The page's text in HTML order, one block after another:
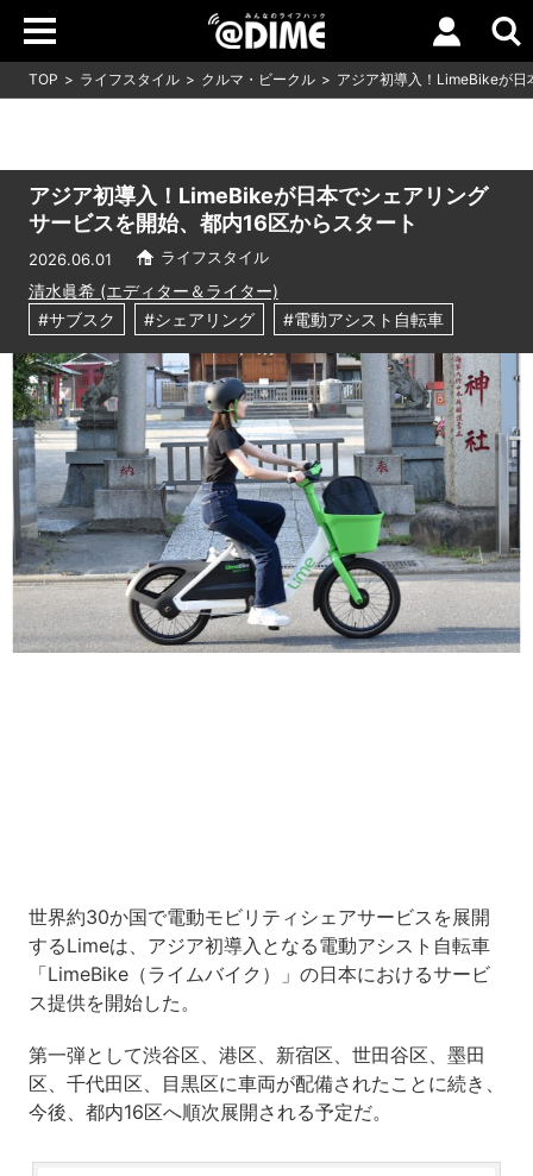
TOP ライフスタイル クルマ・ビークル アジア初導入！LimeBikeが日
アジア初導入！LimeBikeが日本でシェアリング
サービスを開始、都内16区からスタート
2026.06.01 ライフスタイル
清水眞希 (エディター＆ライター)
#サブスク
#シェアリング #電動アシスト自転車
世界約30か国で電動モビリティシェアサービスを展開
するLimeは、アジア初導入となる電動アシスト自転車
「LimeBike（ライムバイク）」の日本におけるサービ
ス提供を開始した。
第一弾として渋谷区、港区、新宿区、世田谷区、墨田
区、千代田区、目黒区に車両が配備されたことに続き、
今後、都内16区へ順次展開される予定だ。